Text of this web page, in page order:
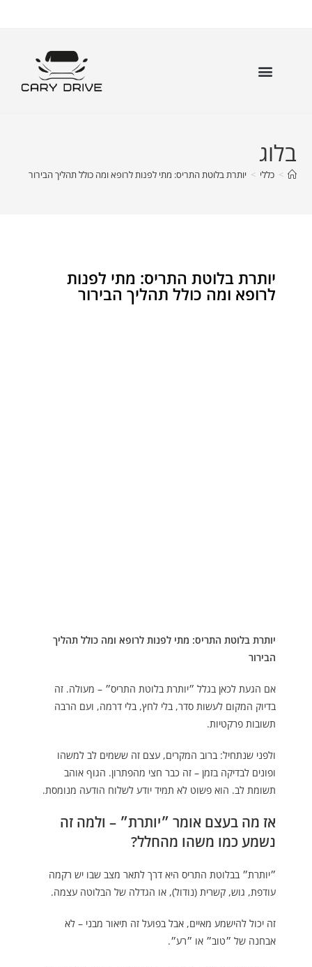
בלוג
> כללי > יותרת בלוטת התריס: מתי לפנות לרופא ומה כולל תהליך הבירור
יותרת בלוטת התריס: מתי לפנות
לרופא ומה כולל תהליך הבירור
יותרת בלוטת התריס: מתי לפנות לרופא ומה כולל תהליך
הבירור
אם הגעת לכאן בגלל ״יותרת בלוטת התריס״ – מעולה. זה
בדיוק המקום לעשות סדר, בלי לחץ, בלי דרמה, ועם הרבה
תשובות פרקטיות.
ולפני שנתחיל: ברוב המקרים, עצם זה ששמים לב למשהו
ופונים לבדיקה בזמן – זה כבר חצי מהפתרון. הגוף אוהב
תשומת לב. הוא פשוט לא תמיד יודע לשלוח הודעה מנומסת.
אז מה בעצם אומר ״יותרת״ – ולמה זה
נשמע כמו משהו מהחלל?
״יותרת״ בבלוטת התריס היא דרך לתאר מצב שבו יש רקמה
עודפת, גוש, קשרית (נודול), או הגדלה של הבלוטה עצמה.
זה יכול להישמע מאיים, אבל בפועל זה תיאור מבני – לא
אבחנה של ״טוב״ או ״רע״.